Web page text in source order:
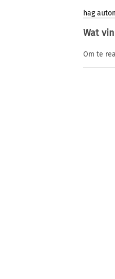
hag
Wat
Om te